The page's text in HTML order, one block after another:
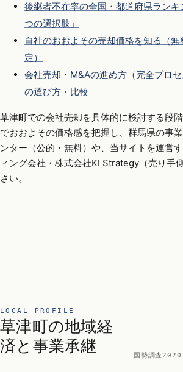
後継者不在率の全国・都道府県ラン
つの選択肢」
自社のおおよその売却価格を知る（
定）
会社売却・M&Aの進め方（完全プロセ
の選び方・比較
草津町での会社売却を具体的に検討する段
でおおよその価格感を把握し、群馬県の事
ンター（公的・無料）や、当サイトを運営
ィング会社・株式会社KI Strategy（売り手
さい。
LOCAL PROFILE
草津町の地域経
済と事業承継
国勢調査